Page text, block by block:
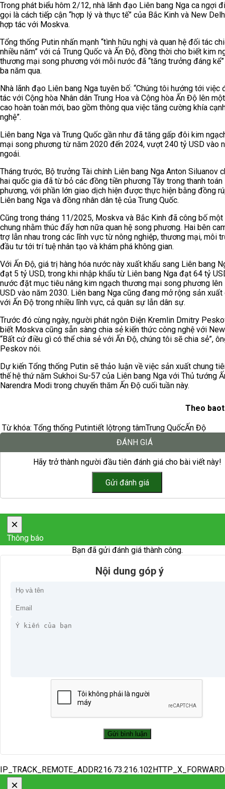
Trong phát biểu hôm 2/12, nhà lãnh đạo Liên bang Nga ca ngợi
gọi là cách tiếp cận “hợp lý và thực tế” của Bắc Kinh và New
hợp tác với Moskva.
Tổng thống Putin nhấn mạnh “tình hữu nghị và quan hệ đối tác
nhiều năm” với cả Trung Quốc và Ấn Độ, đồng thời cho biết kim
thương mại song phương với mỗi nước đã “tăng trưởng đáng
ba năm qua.
Nhà lãnh đạo Liên bang Nga tuyên bố: “Chúng tôi hướng tới việc
tác với Cộng hòa Nhân dân Trung Hoa và Cộng hòa Ấn Độ lên
cao hoàn toàn mới, bao gồm thông qua việc tăng cường khía
nghệ”.
Liên bang Nga và Trung Quốc gần như đã tăng gấp đôi kim
mại song phương từ năm 2020 đến 2024, vượt 240 tỷ USD vào
ngoái.
Tháng trước, Bộ trưởng Tài chính Liên bang Nga Anton Siluanov
hai quốc gia đã từ bỏ các đồng tiền phương Tây trong thanh toán
phương, với phần lớn giao dịch hiện được thực hiện bằng đồng
Liên bang Nga và đồng nhân dân tệ của Trung Quốc.
Cũng trong tháng 11/2025, Moskva và Bắc Kinh đã công bố một
chung nhằm thúc đẩy hơn nữa quan hệ song phương. Hai bên
trợ lẫn nhau trong các lĩnh vực từ nông nghiệp, thương mại, môi
đầu tư tới trí tuệ nhân tạo và khám phá không gian.
Với Ấn Độ, giá trị hàng hóa nước này xuất khẩu sang Liên bang
đạt 5 tỷ USD, trong khi nhập khẩu từ Liên bang Nga đạt 64 tỷ
nước đặt mục tiêu nâng kim ngạch thương mại song phương lên
USD vào năm 2030. Liên bang Nga cũng đang mở rộng sản xuất
với Ấn Độ trong nhiều lĩnh vực, cả quân sự lẫn dân sự.
Trước đó cùng ngày, người phát ngôn Điện Kremlin Dmitry
biết Moskva cũng sẵn sàng chia sẻ kiến thức công nghệ với
“Bất cứ điều gì có thể chia sẻ với Ấn Độ, chúng tôi sẽ chia sẻ”,
Peskov nói.
Dự kiến Tổng thống Putin sẽ thảo luận về việc sản xuất chung
thế hệ thứ năm Sukhoi Su-57 của Liên bang Nga với Thủ tướng
Narendra Modi trong chuyến thăm Ấn Độ cuối tuần này.
Theo
Từ khóa: Tổng thống Putintiết lộtrọng tâmTrung QuốcẤn Độ
ĐÁNH GIÁ
Hãy trở thành người đầu tiên đánh giá cho bài viết này!
×
Thông báo
Bạn đã gửi đánh giá thành công.
Nội dung góp ý
×